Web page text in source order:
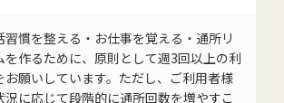
習慣を整える・お仕事を覚える・通所リ
を作るために、原則として週3回以上の利
お願いしています。ただし、ご利用者様
況に応じて段階的に通所回数を増やすこ